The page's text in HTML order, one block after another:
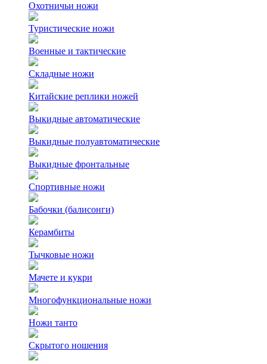
Охотничьи ножи
Туристические ножи
Военные и тактические
Складные ножи
Китайские реплики ножей
Выкидные автоматические
Выкидные полуавтоматические
Выкидные фронтальные
Спортивные ножи
Бабочки (балисонги)
Керамбиты
Тычковые ножи
Мачете и кукри
Многофункциональные ножи
Ножи танто
Скрытого ношения